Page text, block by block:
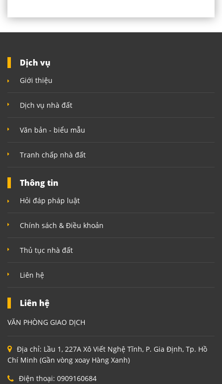
Dịch vụ
Giới thiệu
Dịch vụ nhà đất
Văn bản - biểu mẫu
Tranh chấp nhà đất
Thông tin
Hỏi đáp pháp luật
Chính sách & Điều khoản
Thủ tục nhà đất
Liên hệ
Liên hệ
VĂN PHÒNG GIAO DỊCH
Địa chỉ: Lầu 1, 227A Xô Viết Nghệ Tĩnh, P. Gia Định, Tp. Hồ
Chí Minh (Gần vòng xoay Hàng Xanh)
Điện thoại: 0909160684